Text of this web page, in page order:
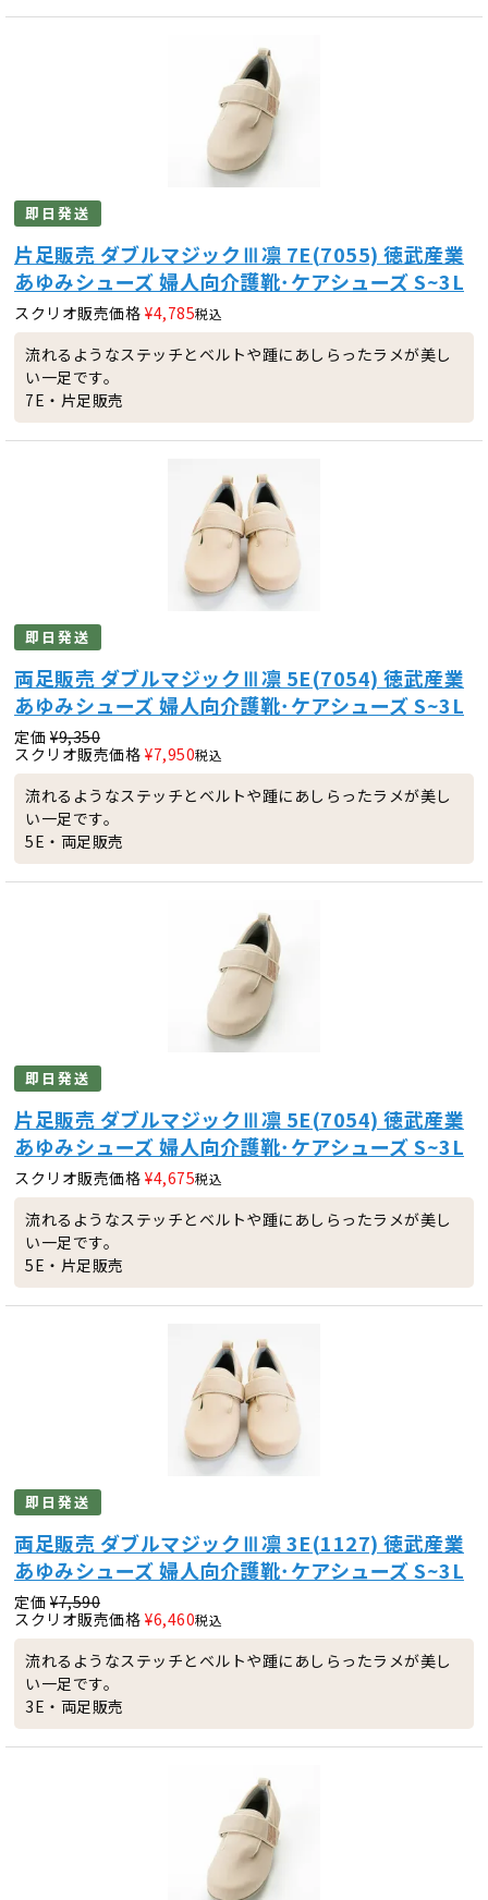
即日発送
片足販売 ダブルマジックⅢ凛 7E(7055) 徳武産業
あゆみシューズ 婦人向介護靴･ケアシューズ S~3L
スクリオ販売価格 ¥4,785税込
流れるようなステッチとベルトや踵にあしらったラメが美し
い一足です。
7E・片足販売
即日発送
両足販売 ダブルマジックⅢ凛 5E(7054) 徳武産業
あゆみシューズ 婦人向介護靴･ケアシューズ S~3L
定価 ¥9,350
スクリオ販売価格 ¥7,950税込
流れるようなステッチとベルトや踵にあしらったラメが美し
い一足です。
5E・両足販売
即日発送
片足販売 ダブルマジックⅢ凛 5E(7054) 徳武産業
あゆみシューズ 婦人向介護靴･ケアシューズ S~3L
スクリオ販売価格 ¥4,675税込
流れるようなステッチとベルトや踵にあしらったラメが美し
い一足です。
5E・片足販売
即日発送
両足販売 ダブルマジックⅢ凛 3E(1127) 徳武産業
あゆみシューズ 婦人向介護靴･ケアシューズ S~3L
定価 ¥7,590
スクリオ販売価格 ¥6,460税込
流れるようなステッチとベルトや踵にあしらったラメが美し
い一足です。
3E・両足販売